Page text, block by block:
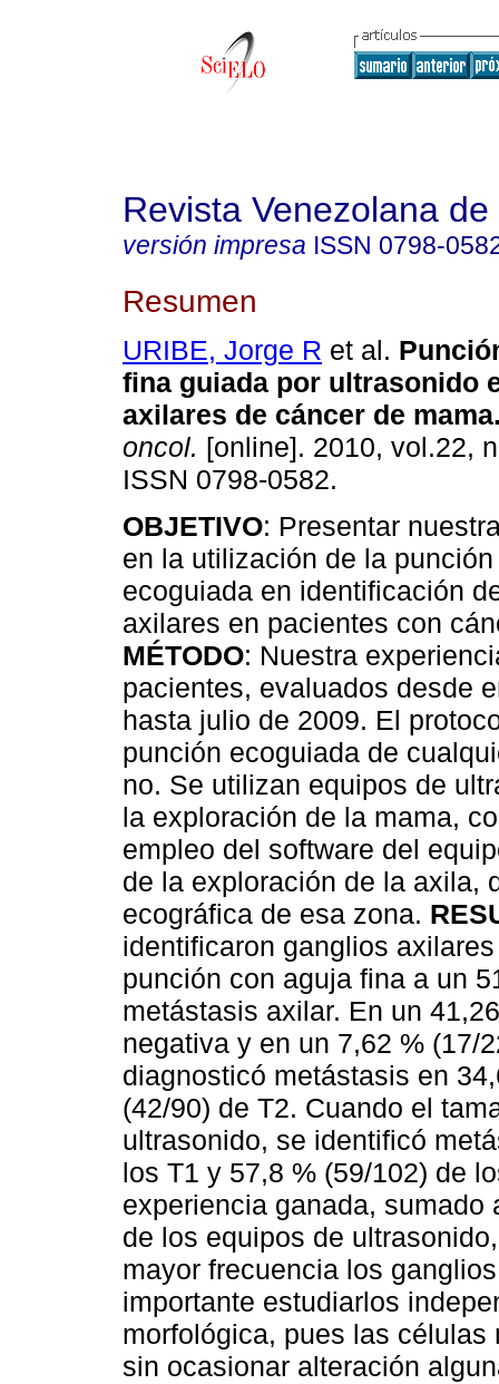
Revista Venezolana
versión impresa ISSN 0798-
Resumen
URIBE, Jorge R et al.
fina guiada por ultrasonido
axilares de cáncer de mama
oncol. [online]. 2010, vol.22,
ISSN 0798-0582.
OBJETIVO: Presentar
en la utilización de la
ecoguiada en identificación
axilares en pacientes con
MÉTODO: Nuestra
pacientes, evaluados desde
hasta julio de 2009. El
punción ecoguiada de
no. Se utilizan equipos de
la exploración de la mama,
empleo del software del
de la exploración de la axila,
ecográfica de esa zona.
identificaron ganglios
punción con aguja fina a un
metástasis axilar. En un
negativa y en un 7,62 % (17/
diagnosticó metástasis en
(42/90) de T2. Cuando el
ultrasonido, se identificó
los T1 y 57,8 % (59/102) de
experiencia ganada,
de los equipos de
mayor frecuencia los
importante estudiarlos
morfológica, pues las
sin ocasionar alteración